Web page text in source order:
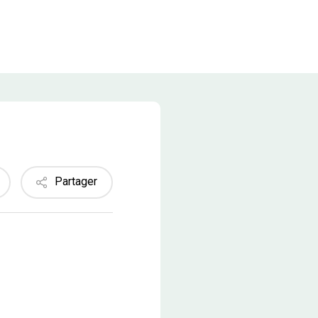
Partager